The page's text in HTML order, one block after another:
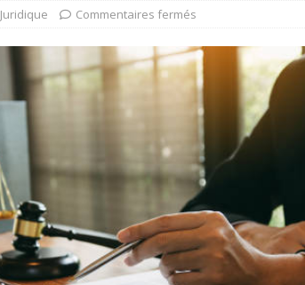
Juridique Commentaires fermés